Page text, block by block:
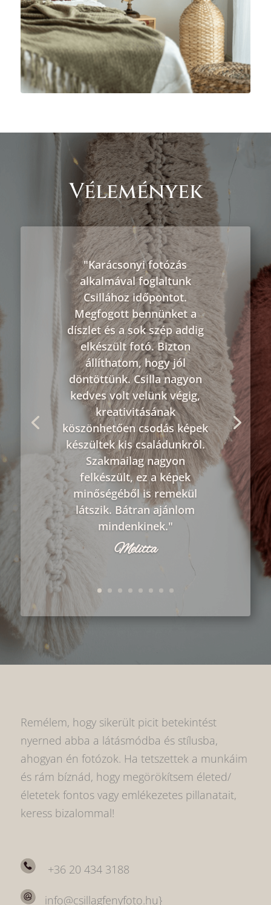
Vélemények
"Karácsonyi fotózás
alkalmával foglaltunk
Csillához időpontot.
Megfogott bennünket a
díszlet és a sok szép addig
elkészült fotó. Bizton
állíthatom, hogy jól
döntöttünk. Csilla nagyon
kedves volt velünk végig,
kreativitásának
köszönhetően csodás képek
készültek kis családunkról.
Szakmailag nagyon
felkészült, ez a képek
minőségéből is remekül
látszik. Bátran ajánlom
mindenkinek."
Melitta
Remélem, hogy sikerült picit betekintést
nyerned abba a látásmódba és stílusba,
ahogyan én fotózok. Ha tetszettek a munkáim
és rám bíznád, hogy megörökítsem életed/
életetek fontos vagy emlékezetes pillanatait,
keress bizalommal!
+36 20 434 3188
info@csillagfenyfoto.hu}